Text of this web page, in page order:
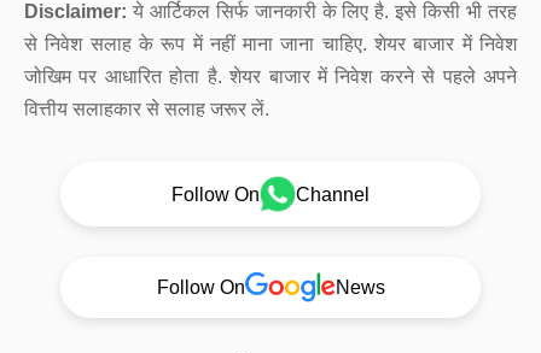
Disclaimer: ये आर्टिकल सिर्फ जानकारी के लिए है. इसे किसी भी तरह
से निवेश सलाह के रूप में नहीं माना जाना चाहिए. शेयर बाजार में निवेश
जोखिम पर आधारित होता है. शेयर बाजार में निवेश करने से पहले अपने
वित्तीय सलाहकार से सलाह जरूर लें.
Follow On Channel
Follow On News